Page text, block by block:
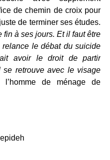
de chemin de croix pour
de terminer ses études.
fin à ses jours. Et il faut être
le débat du suicide
avoir le droit de partir
se retrouve avec le visage
de ménage de